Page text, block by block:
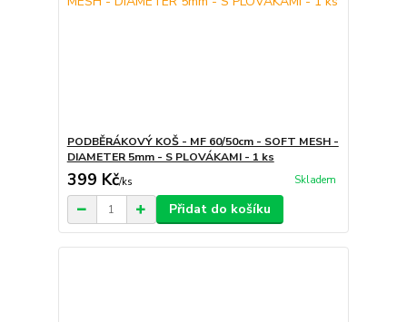
PODBĚRÁKOVÝ KOŠ - MF 60/50cm - SOFT MESH -
DIAMETER 5mm - S PLOVÁKAMI - 1 ks
399 Kč/ks Skladem
Přidat do košíku